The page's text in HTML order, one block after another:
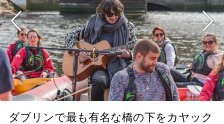
ダブリンで最も有名な橋の下をカヤック